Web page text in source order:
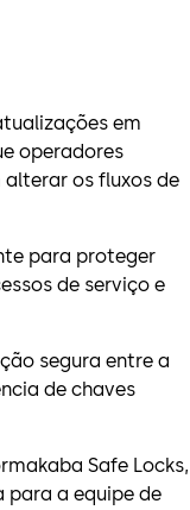
em
operadores
os fluxos de
para proteger
de serviço e
segura entre a
de chaves
Safe Locks,
para a equipe de